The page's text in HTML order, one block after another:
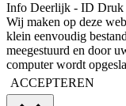
Info Deerlijk - ID Druk
Wij maken op deze
klein eenvoudig
meegestuurd en door
computer wordt
ACCEPTEREN